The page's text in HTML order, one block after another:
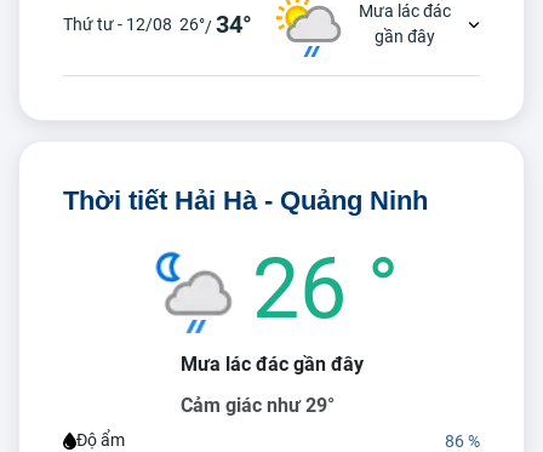
Thứ tư - 12/08 26°/34°
Mưa lác đác
gần đây
Thời tiết Hải Hà - Quảng Ninh
26 °
Mưa lác đác gần đây
Cảm giác như 29°
Độ ẩm 86 %